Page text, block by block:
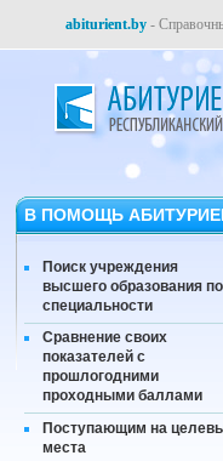
abiturient.by -
В ПОМОЩЬ
Поиск учреждения
высшего образования по
специальности
Сравнение своих
показателей с
прошлогодними
проходными баллами
Поступающим на
места